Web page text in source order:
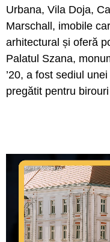
Urbana, Vila Doja,
Marschall, imobile
arhitectural și oferă
Palatul Szana,
’20, a fost sediul
pregătit pentru